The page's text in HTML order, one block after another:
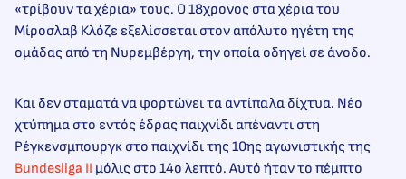
«τρίβουν τα χέρια» τους. Ο 18χρονος στα χέρια του
Μίροσλαβ Κλόζε εξελίσσεται στον απόλυτο ηγέτη της
ομάδας από τη Νυρεμβέργη, την οποία οδηγεί σε άνοδο.
Και δεν σταματά να φορτώνει τα αντίπαλα δίχτυα. Νέο
χτύπημα στο εντός έδρας παιχνίδι απέναντι στη
Ρέγκενσμπουργκ στο παιχνίδι της 10ης αγωνιστικής της
Bundesliga II μόλις στο 14ο λεπτό. Αυτό ήταν το πέμπτο